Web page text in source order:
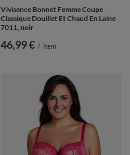
Vivisence Bonnet Femme Coupe
Classique Douillet Et Chaud En Laine
7011, noir
46,99 € / item